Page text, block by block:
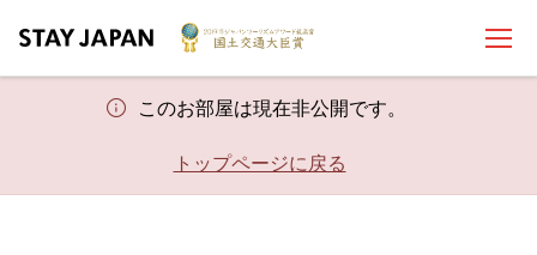
このお部屋は現在非公開です。
トップページに戻る